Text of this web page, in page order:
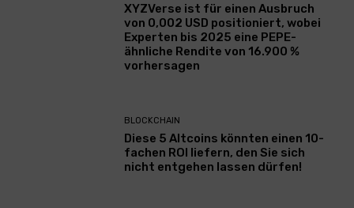
XYZVerse ist für einen Ausbruch
von 0,002 USD positioniert, wobei
Experten bis 2025 eine PEPE-
ähnliche Rendite von 16.900 %
vorhersagen
BLOCKCHAIN
Diese 5 Altcoins könnten einen 10-
fachen ROI liefern, den Sie sich
nicht entgehen lassen dürfen!